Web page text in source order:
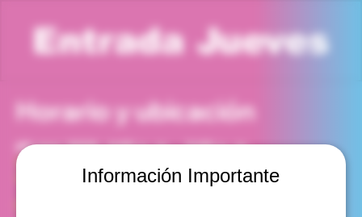
Información Importante
Entrada Jueves
Horario y ubicación
05 mar 2026, 4:00 p. m. – 5:00 p. m.
Viña del Mar, Cam. Internacional 2440, Viña del Mar,
Valparaíso, Chile